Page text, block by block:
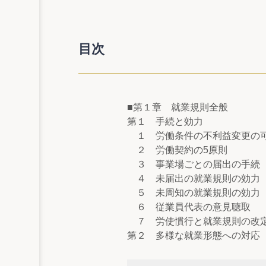
目次
■第１章 就業規則全般
第１ 手続と効力
１ 労働条件の不利益変更の
２ 労働契約の5原則
３ 事業場ごとの届出の手続
４ 未届出の就業規則の効力
５ 未周知の就業規則の効力
６ 従業員代表の意見聴取
７ 労使慣行と就業規則の改
第２ 多様な就業形態への対応